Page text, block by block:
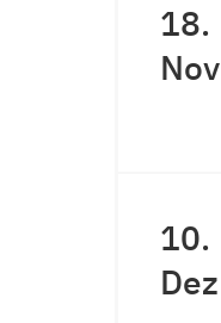
18.
Nov
10.
Dez